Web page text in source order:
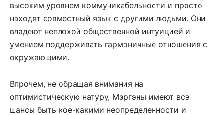
высоким уровнем коммуникабельности и просто
находят совместный язык с другими людьми. Они
владеют неплохой общественной интуицией и
умением поддерживать гармоничные отношения с
окружающими.
Впрочем, не обращая внимания на
оптимистическую натуру, Мэргэны имеют все
шансы быть кое-какими неопределенности и